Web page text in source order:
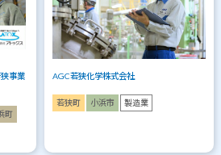
事業
町
AGC若狭化学株式会社
若狭町 小浜市 製造業